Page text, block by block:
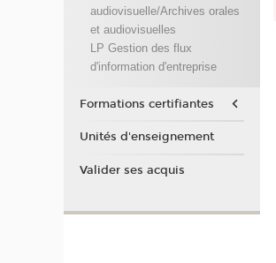
audiovisuelle/Archives orales
et audiovisuelles
LP Gestion des flux
d'information d'entreprise
Formations certifiantes
Unités d'enseignement
Valider ses acquis